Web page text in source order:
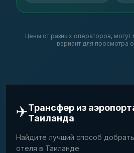
Цены от разных операторов, могут
вариант для просмотра
✈️Трансфер из
Таиланда
Найдите лучший способ
отеля в Таиланде.